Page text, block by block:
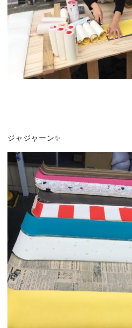
ジャジャーン✨